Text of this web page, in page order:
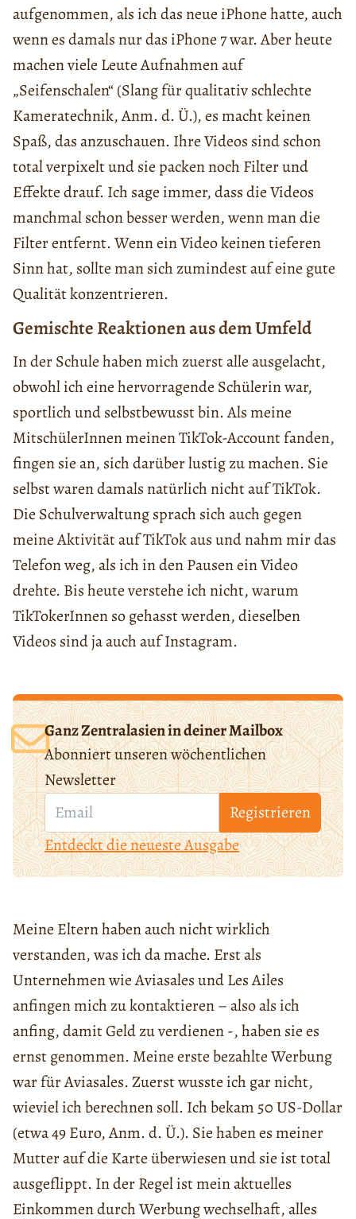
aufgenommen, als ich das neue iPhone hatte, auch
wenn es damals nur das iPhone 7 war. Aber heute
machen viele Leute Aufnahmen auf
„Seifenschalen“ (Slang für qualitativ schlechte
Kameratechnik, Anm. d. Ü.), es macht keinen
Spaß, das anzuschauen. Ihre Videos sind schon
total verpixelt und sie packen noch Filter und
Effekte drauf. Ich sage immer, dass die Videos
manchmal schon besser werden, wenn man die
Filter entfernt. Wenn ein Video keinen tieferen
Sinn hat, sollte man sich zumindest auf eine gute
Qualität konzentrieren.
Gemischte Reaktionen aus dem Umfeld
In der Schule haben mich zuerst alle ausgelacht,
obwohl ich eine hervorragende Schülerin war,
sportlich und selbstbewusst bin. Als meine
MitschülerInnen meinen TikTok-Account fanden,
fingen sie an, sich darüber lustig zu machen. Sie
selbst waren damals natürlich nicht auf TikTok.
Die Schulverwaltung sprach sich auch gegen
meine Aktivität auf TikTok aus und nahm mir das
Telefon weg, als ich in den Pausen ein Video
drehte. Bis heute verstehe ich nicht, warum
TikTokerInnen so gehasst werden, dieselben
Videos sind ja auch auf Instagram.
Ganz Zentralasien in deiner Mailbox
Abonniert unseren wöchentlichen
Newsletter
Registrieren
Entdeckt die neueste Ausgabe
Meine Eltern haben auch nicht wirklich
verstanden, was ich da mache. Erst als
Unternehmen wie Aviasales und Les Ailes
anfingen mich zu kontaktieren – also als ich
anfing, damit Geld zu verdienen -, haben sie es
ernst genommen. Meine erste bezahlte Werbung
war für Aviasales. Zuerst wusste ich gar nicht,
wieviel ich berechnen soll. Ich bekam 50 US-Dollar
(etwa 49 Euro, Anm. d. Ü.). Sie haben es meiner
Mutter auf die Karte überwiesen und sie ist total
ausgeflippt. In der Regel ist mein aktuelles
Einkommen durch Werbung wechselhaft, alles